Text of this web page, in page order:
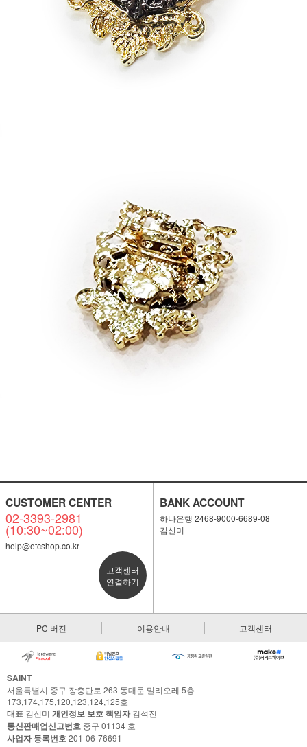
CUSTOMER CENTER
02-3393-2981
(10:30~02:00)
help@etcshop.co.kr
고객센터
연결하기
BANK ACCOUNT
하나은행 2468-9000-6689-08
김신미
PC 버전 이용안내 고객센터
SAINT
서울특별시 중구 장충단로 263 동대문 밀리오레 5층
173,174,175,120,123,124,125호
대표 김신미 개인정보 보호 책임자김석진
통신판매업신고번호 중구 01134 호
사업자 등록번호201-06-76691